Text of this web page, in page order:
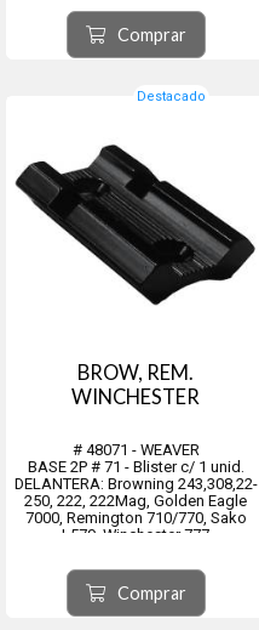
Están fabricados con aluminio de
calidad aeronáutica según
estándares precisos para resistir
un retroceso abusivo sin ag...
Comprar
Destacado
BROW, REM.
WINCHESTER
# 48071 - WEAVER
BASE 2P # 71 - Blister c/ 1 unid.
DELANTERA: Browning 243,308,22-
250, 222, 222Mag, Golden Eagle
7000, Remington 710/770, Sako
L579, Winchester 777
Midland, Winchester 777, Golden
Eagle 7000, Remington 710/770
Comprar